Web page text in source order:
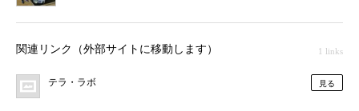
関連リンク（外部サイトに移動します） 1 links
テラ・ラボ 見る